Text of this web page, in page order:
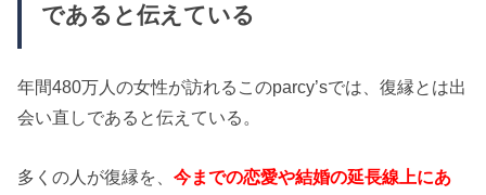
であると伝えている
年間480万人の女性が訪れるこのparcy’sでは、復縁とは出
会い直しであると伝えている。
多くの人が復縁を、今までの恋愛や結婚の延長線上にあ